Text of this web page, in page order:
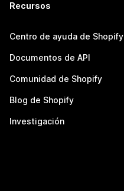
Recursos
Centro de ayuda de Shopify
Documentos de API
Comunidad de Shopify
Blog de Shopify
Investigación